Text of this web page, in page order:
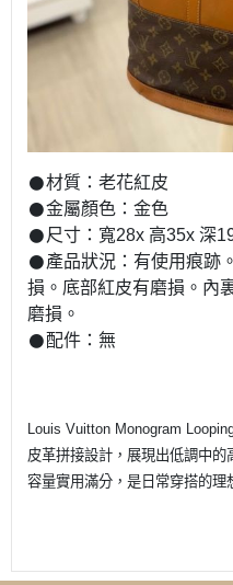
𒊹︎材質：老花紅皮
𒊹︎金屬顏色：金色
𒊹︎尺寸：寬28x 高35x 深
𒊹︎產品狀況：有使用痕跡
損。底部紅皮有磨損。內
磨損。
𒊹︎配件：無
Louis Vuitton Monogram
皮革拼接設計，展現出低調中
容量實用滿分，是日常穿搭的理